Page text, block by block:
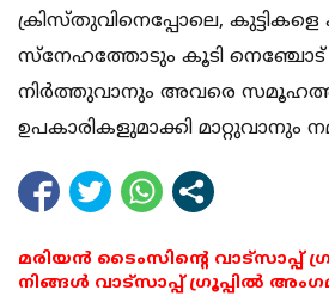
ക്രിസ്തുവിനെപ്പോലെ,
സ്‌നേഹത്തോടും കൂടി നെഞ്ചോട്
നിര്‍ത്തുവാനും അവരെ
ഉപകാരികളുമാക്കി മാറ്റുവാനും
മരിയൻ ടൈംസിന്റെ വാട്സാപ്പ്
നിങ്ങൾ വാട്സാപ്പ് ഗ്രൂപ്പിൽ